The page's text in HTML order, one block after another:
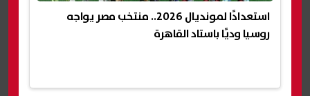
استعدادًا لمونديال 2026.. منتخب مصر يواجه
روسيا وديًا باستاد القاهرة